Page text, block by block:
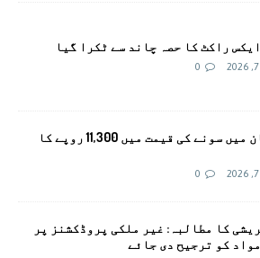
راکٹ کا حصہ چاند سے ٹکرا گیا
0
پاکستان میں سونے کی قیمت میں 11,300 روپے کا
0
کا مطالبہ: غیر ملکی پروڈکشنز پر
کو ترجیح دی جائے